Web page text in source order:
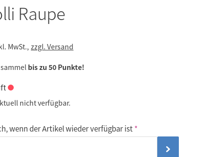
Raupe
MwSt., zzgl. Versand
bis zu 50 Punkte!
nicht verfügbar.
wenn der Artikel wieder verfügbar ist